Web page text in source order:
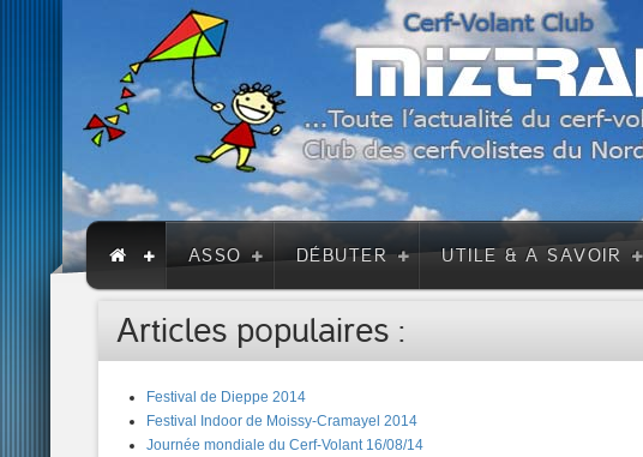
ASSO DÉBUTER UTILE & A SAVOIR
Articles populaires :
Festival de Dieppe 2014
Festival Indoor de Moissy-Cramayel 2014
Journée mondiale du Cerf-Volant 16/08/14